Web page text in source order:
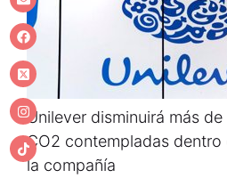
Unilever disminuirá más
CO2 contempladas
la compañía